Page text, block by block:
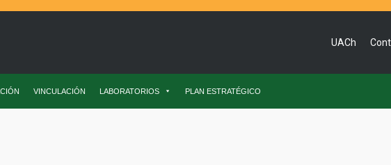
UACh
VINCULACIÓN LABORATORIOS PLAN ESTRATÉGICO